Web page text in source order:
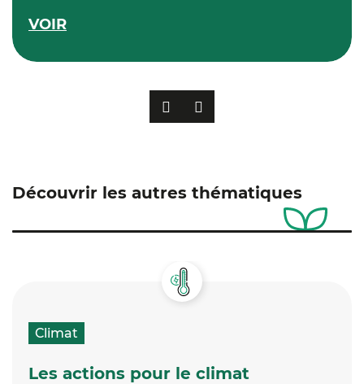
VOIR
PRÉCÉDENT
SUIVANT
Découvrir les autres thématiques
Climat
Les actions pour le climat